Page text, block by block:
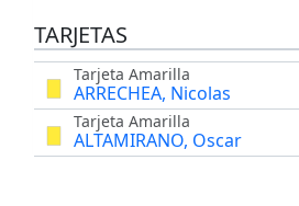
TARJETAS
Tarjeta Amarilla
ARRECHEA, Nicolas
Tarjeta Amarilla
ALTAMIRANO, Oscar